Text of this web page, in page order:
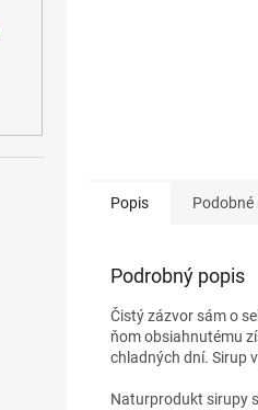
Popis Podobné
Podrobný popis
Čistý zázvor sám o
ňom obsiahnutému
chladných dní. Sirup
Naturprodukt sirupy